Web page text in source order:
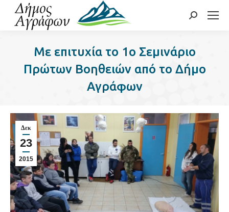
Search:
Με επιτυχία το 1o Σεμινάριο
Πρώτων Βοηθειών από το Δήμο
Αγράφων
Δεκ
23
2015